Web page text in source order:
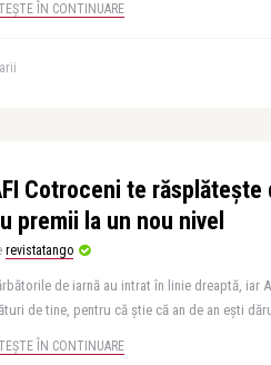
ÎN CONTINUARE
Cotroceni te răsplătește
premii la un nou nivel
revistatango
de iarnă au intrat în linie dreaptă, iar
de tine, pentru că știe că an de an ești
ÎN CONTINUARE